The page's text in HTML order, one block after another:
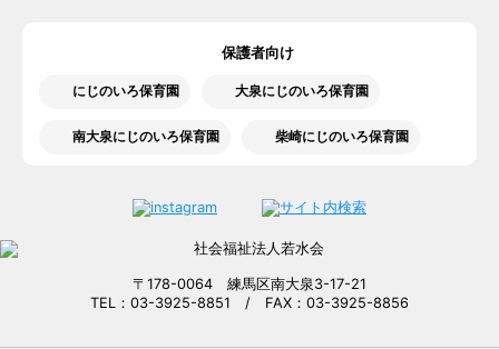
保護者向け
にじのいろ保育園 大泉にじのいろ保育園
南大泉にじのいろ保育園 柴崎にじのいろ保育園
〒178-0064 練馬区南大泉3-17-21
TEL：03-3925-8851 / FAX：03-3925-8856